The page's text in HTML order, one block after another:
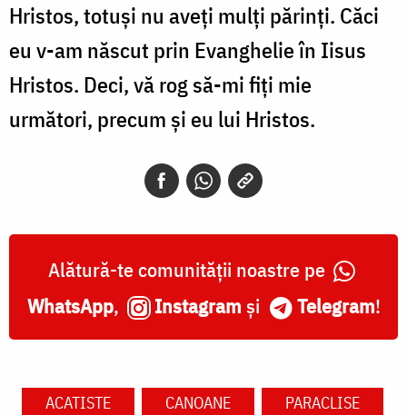
Hristos, totuși nu aveți mulți părinți. Căci
eu v-am născut prin Evanghelie în Iisus
Hristos. Deci, vă rog să-mi fiți mie
următori, precum și eu lui Hristos.
Alătură-te comunității noastre pe
WhatsApp, Instagram și Telegram!
ACATISTE CANOANE
PARACLISE